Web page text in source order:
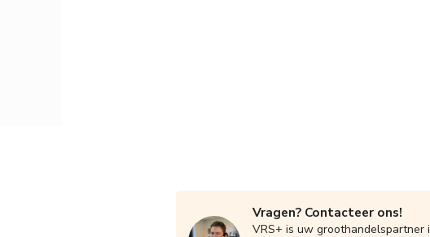
Vragen? Contacteer ons!
VRS+ is uw groothandelspartner